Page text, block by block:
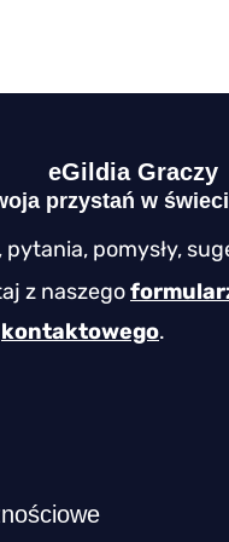
eGildia Graczy
przystań w
pytania, pomysły,
z naszego
kontaktowego.